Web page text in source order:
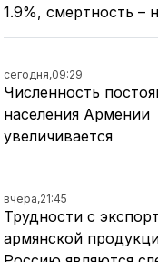
1.9%, смертность –
сегодня,09:29
Численность
населения Армении
увеличивается
вчера,21:45
Трудности с
армянской